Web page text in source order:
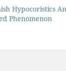
Hypocoristics
Phenomenon